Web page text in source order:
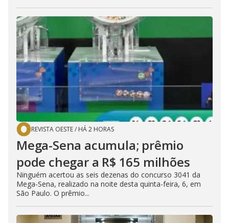
REVISTA OESTE/ HÁ 2 HORAS
Mega-Sena acumula; prêmio
pode chegar a R$ 165 milhões
Ninguém acertou as seis dezenas do concurso 3041 da
Mega-Sena, realizado na noite desta quinta-feira, 6, em
São Paulo. O prêmio...